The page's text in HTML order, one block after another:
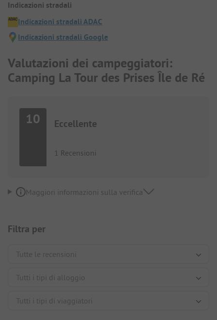
Indicazioni stradali
Indicazioni stradali ADAC
Indicazioni stradali Google
Valutazioni dei campeggiatori:
Camping La Tour des Prises Île de Ré
10 Eccellente
1 Recensioni
Maggiori informazioni sulla verifica
Filtra per